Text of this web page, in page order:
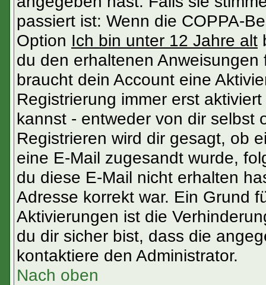
passiert ist: Wenn die COPPA-
Option Ich bin unter 12 Jahre alt
du den erhaltenen
braucht dein Account eine
Registrierung immer erst
kannst - entweder von dir selbst
Registrieren wird dir gesagt, ob
eine E-Mail zugesandt wurde,
du diese E-Mail nicht erhalten
Adresse korrekt war. Ein Grund
Aktivierungen ist die
du dir sicher bist, dass die
kontaktiere den Administrator.
Nach oben